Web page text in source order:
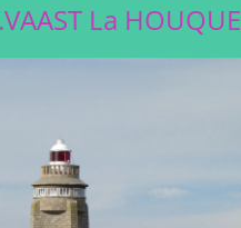
La HOUQUE